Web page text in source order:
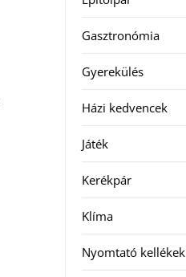
Gasztronómia
Gyerekülés
Házi kedvencek
Játék
Kerékpár
Klíma
Nyomtató kellékek